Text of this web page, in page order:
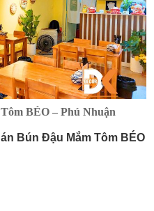
BÉO – Phú Nhuận
Bún Đậu Mắm Tôm BÉO